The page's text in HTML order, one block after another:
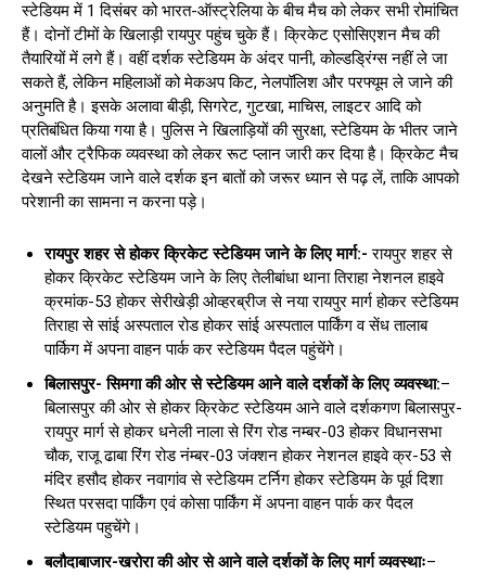
स्टेडियम में 1 दिसंबर को भारत-ऑस्ट्रेलिया के बीच मैच को लेकर सभी रोमांचित
हैं। दोनों टीमों के खिलाड़ी रायपुर पहुंच चुके हैं। क्रिकेट एसोसिएशन मैच की
तैयारियों में लगे हैं। वहीं दर्शक स्टेडियम के अंदर पानी, कोल्डड्रिंग्स नहीं ले जा
सकते हैं, लेकिन महिलाओं को मेकअप किट, नेलपॉलिश और परफ्यूम ले जाने की
अनुमति है। इसके अलावा बीड़ी, सिगरेट, गुटखा, माचिस, लाइटर आदि को
प्रतिबंधित किया गया है। पुलिस ने खिलाड़ियों की सुरक्षा, स्टेडियम के भीतर जाने
वालों और ट्रैफिक व्यवस्था को लेकर रूट प्लान जारी कर दिया है। क्रिकेट मैच
देखने स्टेडियम जाने वाले दर्शक इन बातों को जरूर ध्यान से पढ़ लें, ताकि आपको
परेशानी का सामना न करना पड़े।
रायपुर शहर से होकर क्रिकेट स्टेडियम जाने के लिए मार्ग:- रायपुर शहर से
होकर क्रिकेट स्टेडियम जाने के लिए तेलीबांधा थाना तिराहा नेशनल हाइवे
क्रमांक-53 होकर सेरीखेड़ी ओव्हरब्रीज से नया रायपुर मार्ग होकर स्टेडियम
तिराहा से सांई अस्पताल रोड होकर सांई अस्पताल पार्किंग व सेंध तालाब
पार्किग में अपना वाहन पार्क कर स्टेडियम पैदल पहुंचेंगे।
बिलासपुर- सिमगा की ओर से स्टेडियम आने वाले दर्शकों के लिए व्यवस्था:–
बिलासपुर की ओर से होकर क्रिकेट स्टेडियम आने वाले दर्शकगण बिलासपुर-
रायपुर मार्ग से होकर धनेली नाला से रिंग रोड नम्बर-03 होकर विधानसभा
चौक, राजू ढाबा रिंग रोड नंम्बर-03 जंक्शन होकर नेशनल हाइवे क्र-53 से
मंदिर हसौद होकर नवागांव से स्टेडियम टर्निग होकर स्टेडियम के पूर्व दिशा
स्थित परसदा पार्किंग एवं कोसा पार्किंग में अपना वाहन पार्क कर पैदल
स्टेडियम पहुचेंगे।
बलौदाबाजार-खरोरा की ओर से आने वाले दर्शकों के लिए मार्ग व्यवस्थाः–